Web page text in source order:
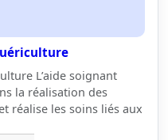
L’aide soignant
la réalisation des
réalise les soins liés aux